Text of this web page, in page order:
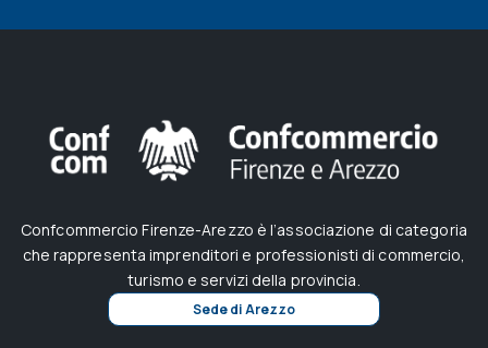
Confcommercio Firenze-Arezzo è l’associazione di categoria
che rappresenta imprenditori e professionisti di commercio,
turismo e servizi della provincia.
Sede di Arezzo